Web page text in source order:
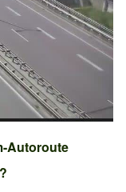
Autoroute
?